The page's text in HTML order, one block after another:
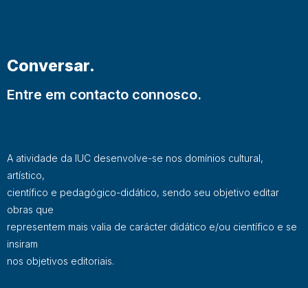
Conversar.
Entre em contacto connosco.
A atividade da IUC desenvolve-se nos domínios cultural,
artístico,
científico e pedagógico-didático, sendo seu objetivo editar
obras que
representem mais valia de carácter didático e/ou científico e se
insiram
nos objetivos editoriais.